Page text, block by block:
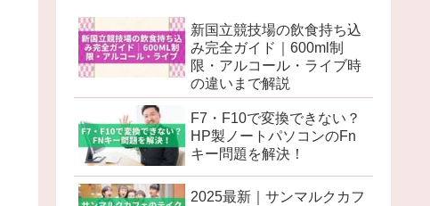
新国立競技場の飲食持ち込
み完全ガイド｜600ml制
限・アルコール・ライブ時
の違いまで解説
F7・F10で変換できない？
HP製ノートパソコンのFn
キー問題を解決！
2025最新｜サンマルクカフ